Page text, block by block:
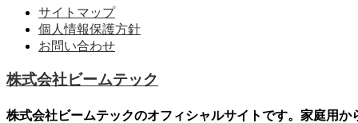
サイトマップ
個人情報保護方針
お問い合わせ
株式会社ビームテック
株式会社ビームテックのオフィシャルサイトです。家庭用か